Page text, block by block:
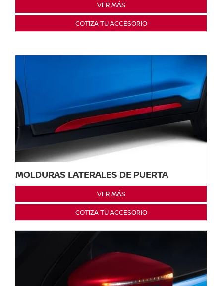
VER MÁS
COTIZA TU ACCESORIO
MOLDURAS LATERALES DE PUERTA
VER MÁS
COTIZA TU ACCESORIO